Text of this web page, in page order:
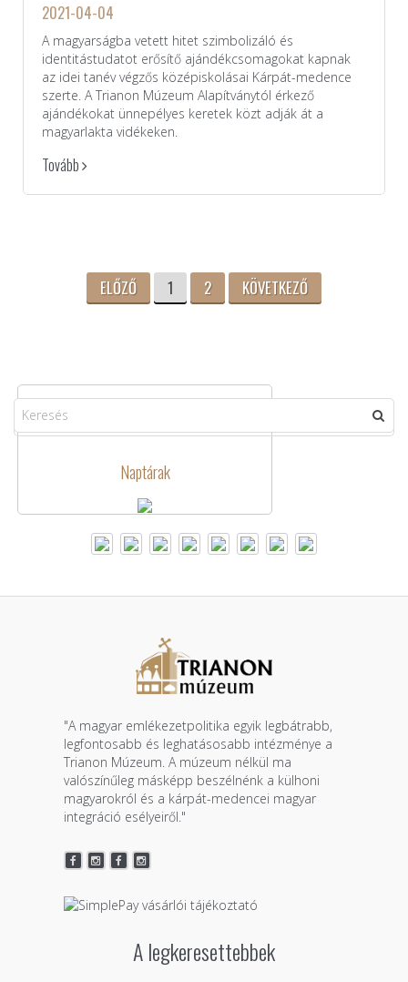
2021-04-04
A magyarságba vetett hitet szimbolizáló és
identitástudatot erősítő ajándékcsomagokat kapnak
az idei tanév végzős középiskolásai Kárpát-medence
szerte. A Trianon Múzeum Alapítványtól érkező
ajándékokat ünnepélyes keretek közt adják át a
magyarlakta vidékeken.
Tovább
ELŐZŐ 1 2 KÖVETKEZŐ
Naptárak
"A magyar emlékezetpolitika egyik legbátrabb,
legfontosabb és leghatásosabb intézménye a
Trianon Múzeum. A múzeum nélkül ma
valószínűleg másképp beszélnénk a külhoni
magyarokról és a kárpát-medencei magyar
integráció esélyeiről."
A legkeresettebbek